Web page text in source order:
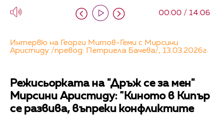
00:00 / 14:06
Интервю на Георги Митов-Геми с Мирсини
Аристиду /превод: Петриела Бачева/, 13.03.2026г.
Режисьорката на "Дръж се за мен"
Мирсини Аристиду: "Киното в Кипър
се развива, въпреки конфликтите